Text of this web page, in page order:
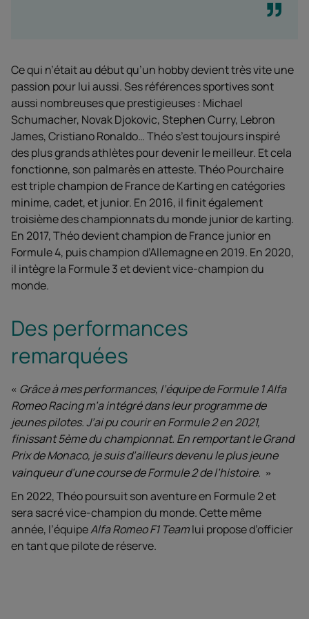
Ce qui n’était au début qu’un hobby devient très vite une
passion pour lui aussi. Ses références sportives sont
aussi nombreuses que prestigieuses : Michael
Schumacher, Novak Djokovic, Stephen Curry, Lebron
James, Cristiano Ronaldo… Théo s’est toujours inspiré
des plus grands athlètes pour devenir le meilleur. Et cela
fonctionne, son palmarès en atteste. Théo Pourchaire
est triple champion de France de Karting en catégories
minime, cadet, et junior. En 2016, il finit également
troisième des championnats du monde junior de karting.
En 2017, Théo devient champion de France junior en
Formule 4, puis champion d’Allemagne en 2019. En 2020,
il intègre la Formule 3 et devient vice-champion du
monde.
Des performances
remarquées
Grâce à mes performances, l’équipe de Formule 1 Alfa
Romeo Racing m’a intégré dans leur programme de
jeunes pilotes. J’ai pu courir en Formule 2 en 2021,
finissant 5ème du championnat. En remportant le Grand
Prix de Monaco, je suis d’ailleurs devenu le plus jeune
vainqueur d’une course de Formule 2 de l’histoire.
En 2022, Théo poursuit son aventure en Formule 2 et
sera sacré vice-champion du monde. Cette même
année, l’équipeAlfa Romeo F1 Teamlui propose d’officier
en tant que pilote de réserve.